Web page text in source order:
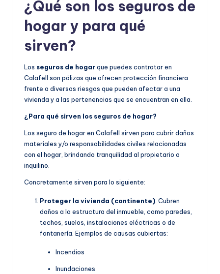
¿Qué son los seguros de
hogar y para qué
sirven?
Los seguros de hogarque puedes contratar en
Calafell son pólizas que ofrecen protección financiera
frente a diversos riesgos que pueden afectar a una
vivienda y a las pertenencias que se encuentran en ella.
¿Para qué sirven los seguros de hogar?
Los seguro de hogar en Calafell sirven para cubrir daños
materiales y/o responsabilidades civiles relacionadas
con el hogar, brindando tranquilidad al propietario o
inquilino.
Concretamente sirven para lo siguiente:
Proteger la vivienda (continente): Cubren
daños a la estructura del inmueble, como paredes,
techos, suelos, instalaciones eléctricas o de
fontanería. Ejemplos de causas cubiertas:
Incendios
Inundaciones